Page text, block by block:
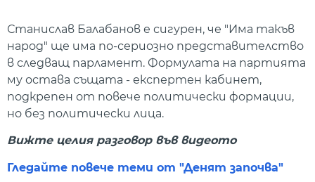
Станислав Балабанов е сигурен, че "Има такъв
народ" ще има по-сериозно представителство
в следващ парламент. Формулата на партията
му остава същата - експертен кабинет,
подкрепен от повече политически формации,
но без политически лица.
Вижте целия разговор във видеото
Гледайте повече теми от "Денят започва"